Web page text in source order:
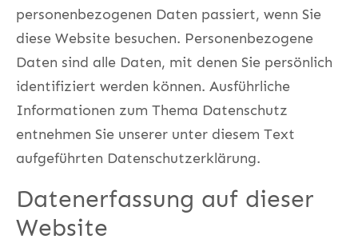
personenbezogenen Daten passiert, wenn Sie
diese Website besuchen. Personenbezogene
Daten sind alle Daten, mit denen Sie persönlich
identifiziert werden können. Ausführliche
Informationen zum Thema Datenschutz
entnehmen Sie unserer unter diesem Text
aufgeführten Datenschutzerklärung.
Datenerfassung auf dieser
Website